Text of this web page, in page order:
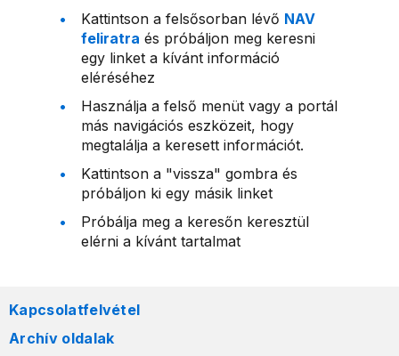
Kattintson a felsősorban lévő NAV
feliratra és próbáljon meg keresni
egy linket a kívánt információ
eléréséhez
Használja a felső menüt vagy a portál
más navigációs eszközeit, hogy
megtalálja a keresett információt.
Kattintson a "vissza" gombra és
próbáljon ki egy másik linket
Próbálja meg a keresőn keresztül
elérni a kívánt tartalmat
Kapcsolatfelvétel
Archív oldalak